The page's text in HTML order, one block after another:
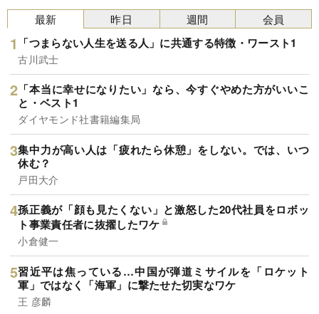
最新
「つまらない人生を送る人」に共通する特徴・ワースト1
古川武士
「本当に幸せになりたい」なら、今すぐやめた方がいいこ
と・ベスト1
ダイヤモンド社書籍編集局
集中力が高い人は「疲れたら休憩」をしない。では、いつ
休む？
戸田大介
孫正義が「顔も見たくない」と激怒した20代社員をロボッ
ト事業責任者に抜擢したワケ
小倉健一
習近平は焦っている…中国が弾道ミサイルを「ロケット
軍」ではなく「海軍」に撃たせた切実なワケ
王 彦麟
昨日 週間 会員